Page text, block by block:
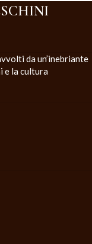
da un’inebriante
e la cultura